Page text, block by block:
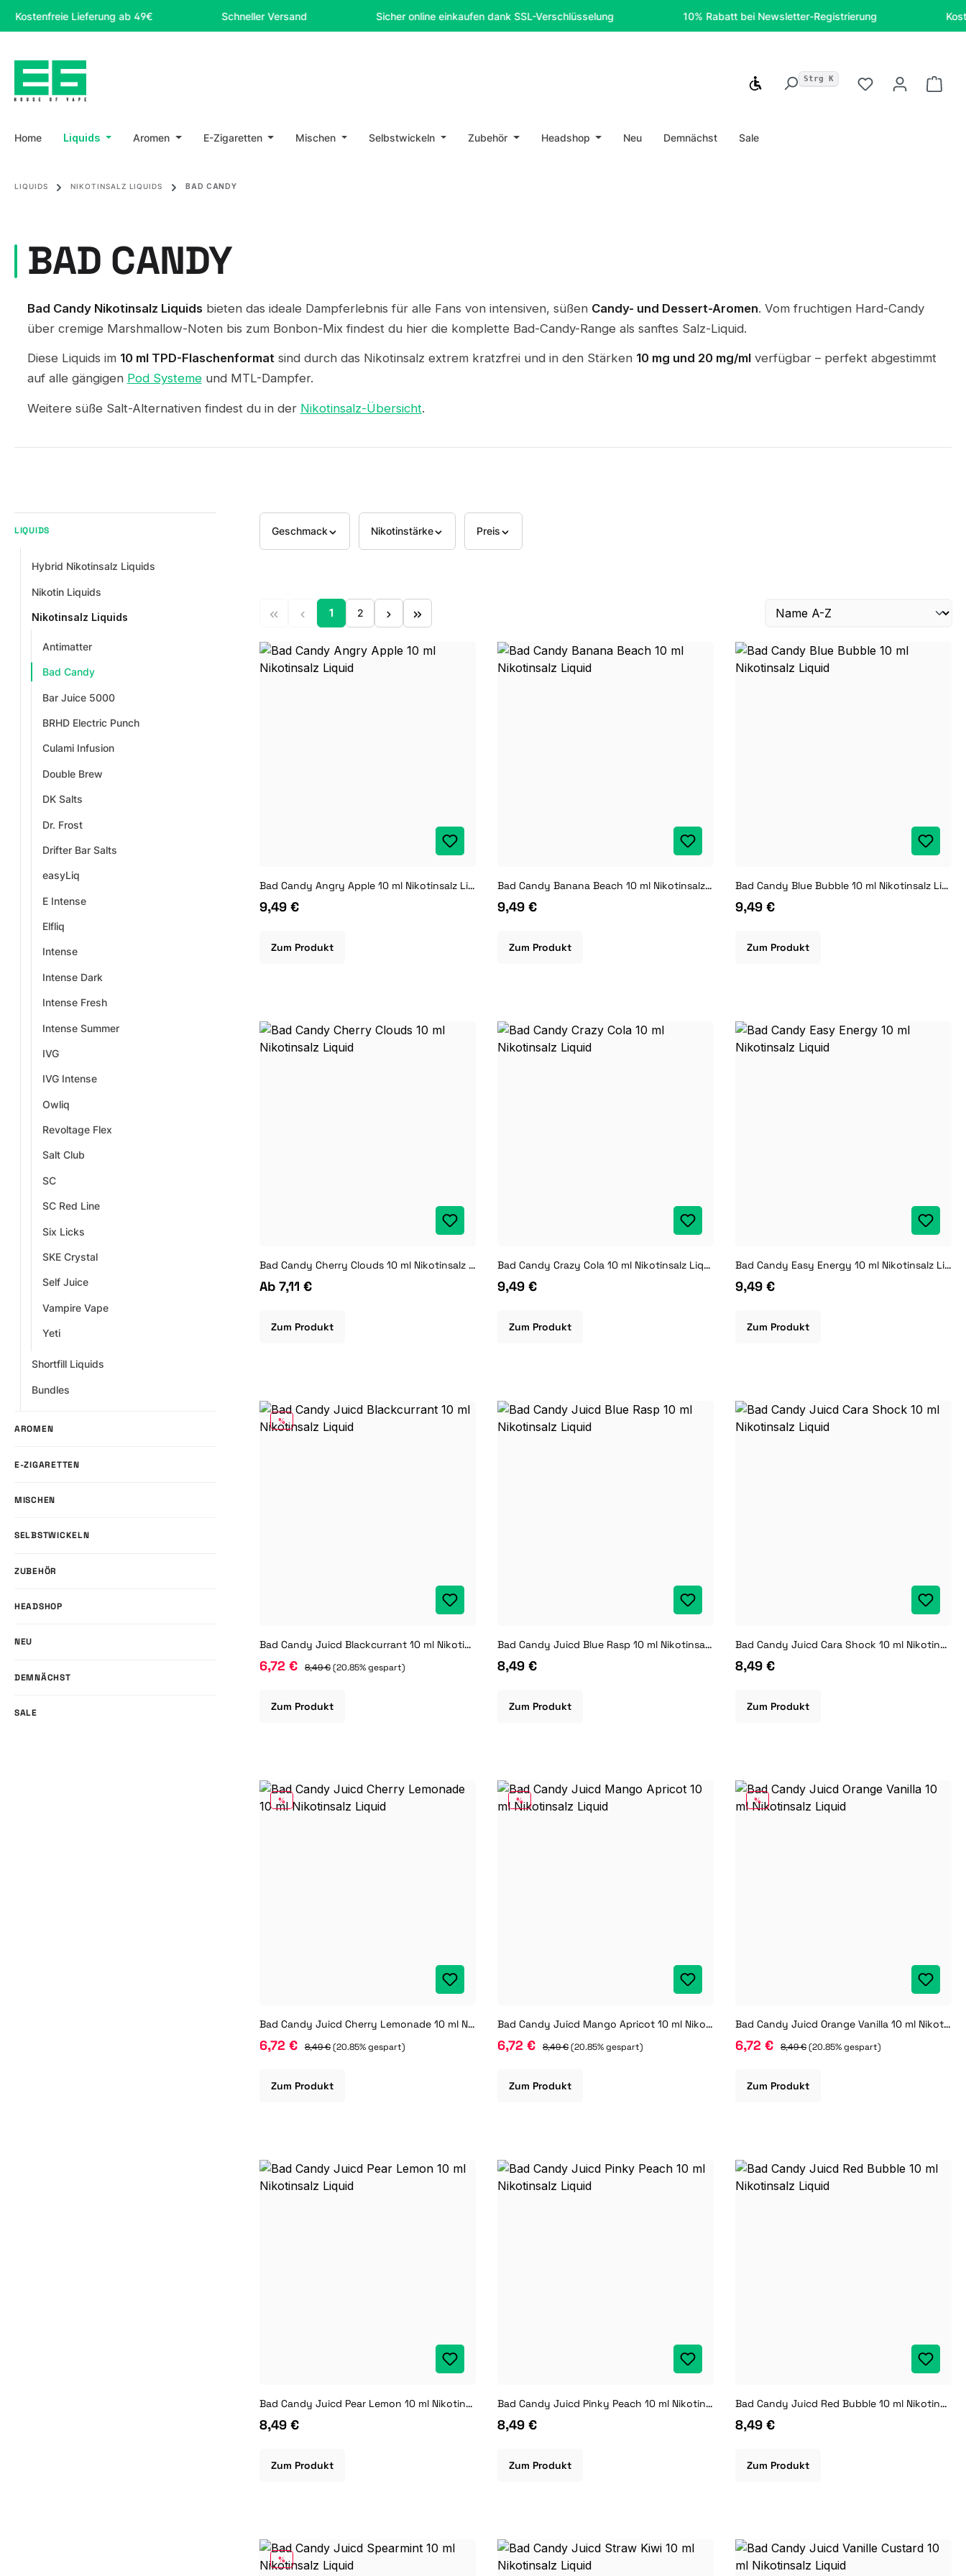
Hauptinhalt springen
Zur Suche springen
Zur Hauptnavigation springen
Lieferung ab 49€ Schneller Versand Sicher online einkaufen dank SSL-Verschlüsselung 10% Rabatt bei Newsletter-Registrierung
Werkzeugleiste anzeigen
Strg K Du hast 0
Home Liquids Aromen E-Zigaretten Mischen Selbstwickeln Zubehör Headshop Neu Demnächst Sale
LIQUIDS NIKOTINSALZ LIQUIDS BAD CANDY
BAD CANDY
Bad Candy Nikotinsalz Liquidsbieten das ideale Dampferlebnis für alle Fans von intensiven, süßen Candy- und Dessert-Aromen. Vom fruchtigen Hard-Candy
über cremige Marshmallow-Noten bis zum Bonbon-Mix findest du hier die komplette Bad-Candy-Range als sanftes Salz-Liquid.
Diese Liquids im 10 ml TPD-Flaschenformatsind durch das Nikotinsalz extrem kratzfrei und in den Stärken 10 mg und 20 mg/mlverfügbar – perfekt abgestimmt
auf alle gängigen Pod Systemeund MTL-Dampfer.
Weitere süße Salt-Alternativen findest du in der Nikotinsalz-Übersicht.
LIQUIDS
Hybrid Nikotinsalz Liquids
Nikotin Liquids
Nikotinsalz Liquids
Antimatter
Bad Candy
Bar Juice 5000
BRHD Electric Punch
Culami Infusion
Double Brew
DK Salts
Dr. Frost
Drifter Bar Salts
easyLiq
E Intense
Elfliq
Intense
Intense Dark
Intense Fresh
Intense Summer
IVG
IVG Intense
Owliq
Revoltage Flex
Salt Club
SC
SC Red Line
Six Licks
SKE Crystal
Self Juice
Vampire Vape
Yeti
Shortfill Liquids
Bundles
AROMEN
E-ZIGARETTEN
MISCHEN
SELBSTWICKELN
ZUBEHÖR
HEADSHOP
NEU
DEMNÄCHST
SALE
Geschmack Nikotinstärke Preis
Seite
1
Seite
2
Bad Candy Angry Apple 10 ml Nikotinsalz Liquid
9,49 €
Zum Produkt
Bad Candy Banana Beach 10 ml Nikotinsalz Liquid
9,49 €
Zum Produkt
Bad Candy Blue Bubble 10 ml Nikotinsalz Liquid
9,49 €
Zum Produkt
Bad Candy Cherry Clouds 10 ml Nikotinsalz Liquid
Ab 7,11 €
Zum Produkt
Bad Candy Crazy Cola 10 ml Nikotinsalz Liquid
9,49 €
Zum Produkt
Bad Candy Easy Energy 10 ml Nikotinsalz Liquid
9,49 €
Zum Produkt
RABATT
%
Bad Candy Juicd Blackcurrant 10 ml Nikotinsalz Liquid
6,72 € 8,49 €(20.85% gespart)
Zum Produkt
Bad Candy Juicd Blue Rasp 10 ml Nikotinsalz Liquid
8,49 €
Zum Produkt
Bad Candy Juicd Cara Shock 10 ml Nikotinsalz Liquid
8,49 €
Zum Produkt
RABATT
%
Bad Candy Juicd Cherry Lemonade 10 ml Nikotinsalz Liquid
6,72 € 8,49 €(20.85% gespart)
Zum Produkt
RABATT
%
Bad Candy Juicd Mango Apricot 10 ml Nikotinsalz Liquid
6,72 € 8,49 €(20.85% gespart)
Zum Produkt
RABATT
%
Bad Candy Juicd Orange Vanilla 10 ml Nikotinsalz Liquid
6,72 € 8,49 €(20.85% gespart)
Zum Produkt
Bad Candy Juicd Pear Lemon 10 ml Nikotinsalz Liquid
8,49 €
Zum Produkt
Bad Candy Juicd Pinky Peach 10 ml Nikotinsalz Liquid
8,49 €
Zum Produkt
Bad Candy Juicd Red Bubble 10 ml Nikotinsalz Liquid
8,49 €
Zum Produkt
RABATT
%